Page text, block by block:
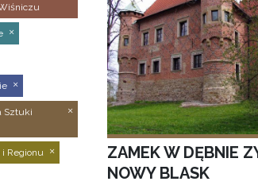
Sztuki
Regionu
ZAMEK W DĘBNIE
NOWY BLASK